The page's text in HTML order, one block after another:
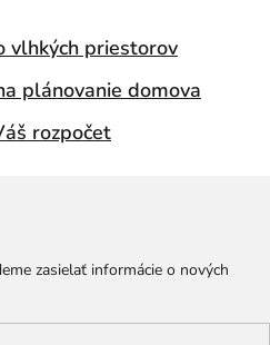
vlhkých priestorov
plánovanie domova
rozpočet
zasielať informácie o nových